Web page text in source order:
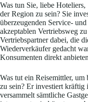
Was tun Sie, liebe
der Region zu sein? Sie
überzeugenden Service-
akzeptablen Vertriebsweg
Vertriebspartner dabei, die
Wiederverkäufer gedacht
Konsumenten direkt
Was tut ein Reisemittler, um
zu sein? Er investiert kräftig
versammelt sämtliche